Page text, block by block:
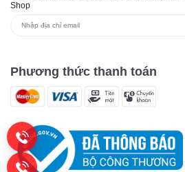
Shop
Phương thức thanh toán